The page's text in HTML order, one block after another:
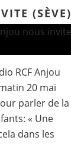
(SÈVE)
RCF Anjou
20 mai
parler de la
« Une
dans les